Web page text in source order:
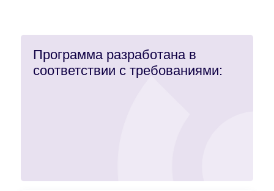
Программа разработана в
соответствии с требованиями: